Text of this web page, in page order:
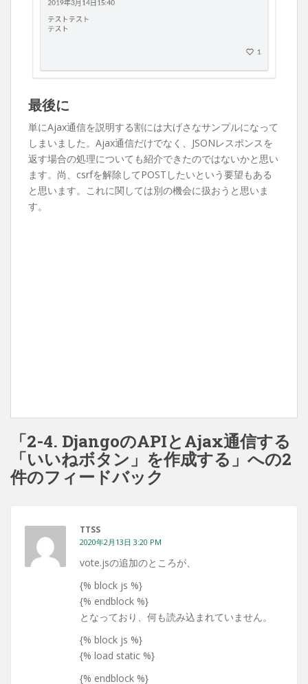
最後に
単にAjax通信を説明する割には大げさなサンプルになって
しまいました。Ajax通信だけでなく、JSONレスポンスを
返す場合の処理についても紹介できたのではないかと思い
ます。尚、csrfを解除してPOSTしたいという要望もある
と思います。これに関しては別の機会に扱おうと思いま
す。
「2-4. DjangoのAPIとAjax通信する
「いいねボタン」を作成する」への2
件のフィードバック
TTSS
2020年2月13日 3:20 PM
vote.jsの追加のところが、
{% block js %}
{% endblock %}
となっており、何も読み込まれていません。
{% block js %}
{% load static %}
{% endblock %}